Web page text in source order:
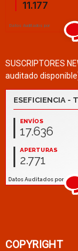
SUSCRIPTORES
auditado
COPYRIGHT